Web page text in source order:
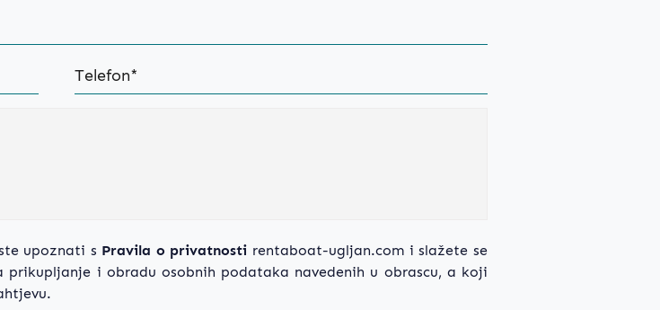
upoznati s Pravila o privatnosti rentaboat-ugljan.com i slažete se
i obradu osobnih podataka navedenih u obrascu, a koji